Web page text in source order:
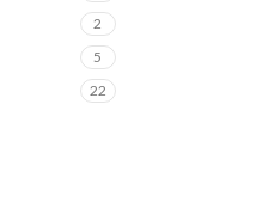
2
5
22